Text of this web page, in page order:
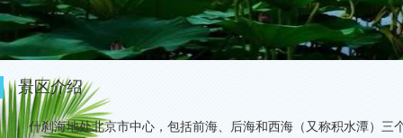
景区介绍
什刹海地处北京市中心，包括前海、后海和西海（又称积水潭）